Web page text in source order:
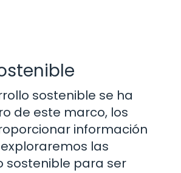
sostenible se ha
de este marco, los
información
las
sostenible para ser